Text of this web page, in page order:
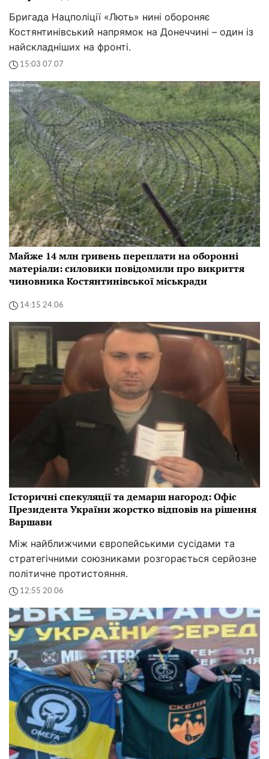
Бригада Нацполіції «Лють» нині обороняє
Костянтинівський напрямок на Донеччині – один із
найскладніших на фронті.
15:03 07.07
Майже 14 млн гривень переплати на оборонні
матеріали: силовики повідомили про викриття
чиновника Костянтинівської міськради
14:15 24.06
Історичні спекуляції та демарш нагород: Офіс
Президента України жорстко відповів на рішення
Варшави
Між найближчими європейськими сусідами та
стратегічними союзниками розгорається серйозне
політичне протистояння.
12:55 20.06